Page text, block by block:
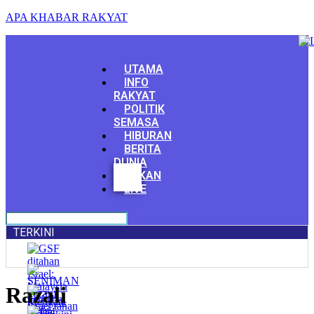
APA KHABAR RAKYAT
Menu
UTAMA
INFO
RAKYAT
POLITIK
SEMASA
HIBURAN
BERITA
DUNIA
SUKAN
LIVE
Facebook
Youtube
TERKINI
Razali